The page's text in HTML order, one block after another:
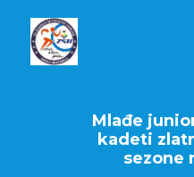
Mlađe
kadeti
sezone